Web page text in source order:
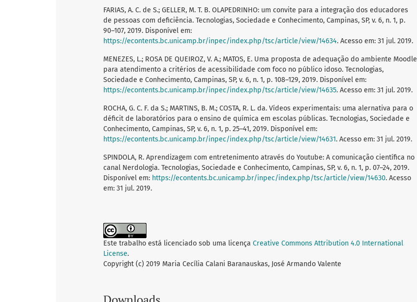
FARIAS, A. C. de S.; GELLER, M. T. B. OLAPEDRINHO: um convite para a integração dos educadores
de pessoas com deficiência. Tecnologias, Sociedade e Conhecimento, Campinas, SP, v. 6, n. 1, p.
90–107, 2019. Disponível em:
https://econtents.bc.unicamp.br/inpec/index.php/tsc/article/view/14634. Acesso em: 31 jul. 2019.
MENEZES, L.; ROSA DE QUEIROZ, V. A.; MATOS, E. Uma proposta de adequação do ambiente Moodle
para atendimento a critérios de acessibilidade com foco no público idoso. Tecnologias,
Sociedade e Conhecimento, Campinas, SP, v. 6, n. 1, p. 108–129, 2019. Disponível em:
https://econtents.bc.unicamp.br/inpec/index.php/tsc/article/view/14635. Acesso em: 31 jul. 2019.
ROCHA, G. C. F. da S.; MARTINS, B. M.; COSTA, R. L. da. Vídeos experimentais: uma alernativa para o
déficit de laboratórios para o ensino de química em escolas públicas. Tecnologias, Sociedade e
Conhecimento, Campinas, SP, v. 6, n. 1, p. 25–41, 2019. Disponível em:
https://econtents.bc.unicamp.br/inpec/index.php/tsc/article/view/14631. Acesso em: 31 jul. 2019.
SPINDOLA, R. Aprendizagem com entretenimento através do Youtube: A comunicação científica no
canal Nerdologia. Tecnologias, Sociedade e Conhecimento, Campinas, SP, v. 6, n. 1, p. 07–24, 2019.
Disponível em: https://econtents.bc.unicamp.br/inpec/index.php/tsc/article/view/14630. Acesso
em: 31 jul. 2019.
Este trabalho está licenciado sob uma licença Creative Commons Attribution 4.0 International
License.
Copyright (c) 2019 Maria Cecília Calani Baranauskas, José Armando Valente